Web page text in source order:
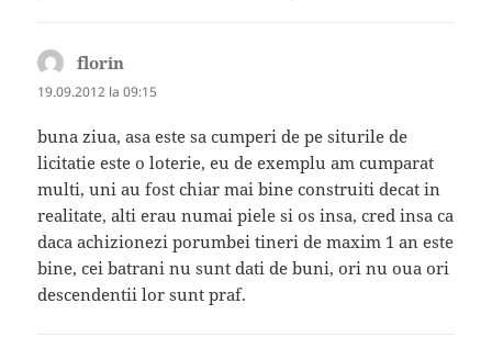
florin
19.09.2012 la 09:15
buna ziua, asa este sa cumperi de pe siturile de
licitatie este o loterie, eu de exemplu am cumparat
multi, uni au fost chiar mai bine construiti decat in
realitate, alti erau numai piele si os insa, cred insa ca
daca achizionezi porumbei tineri de maxim 1 an este
bine, cei batrani nu sunt dati de buni, ori nu oua ori
descendentii lor sunt praf.